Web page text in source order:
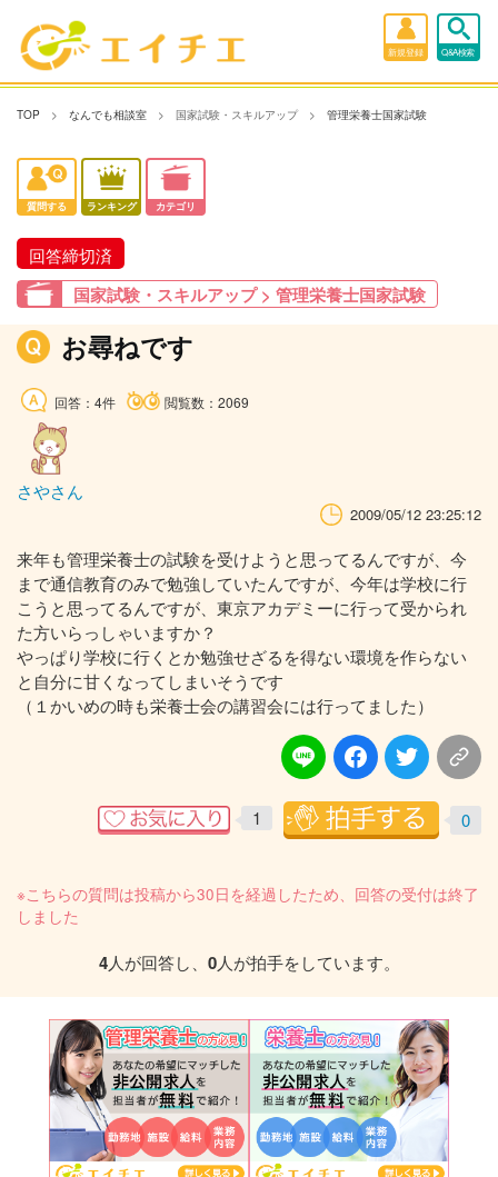
新規登録 Q&A検索
TOP なんでも相談室 国家試験・スキルアップ 管理栄養士国家試験
質問する ランキング カテゴリ
回答締切済
国家試験・スキルアップ > 管理栄養士国家試験
お尋ねです
回答：4件 閲覧数：2069
さやさん
2009/05/12 23:25:12
来年も管理栄養士の試験を受けようと思ってるんですが、今
まで通信教育のみで勉強していたんですが、今年は学校に行
こうと思ってるんですが、東京アカデミーに行って受かられ
た方いらっしゃいますか？
やっぱり学校に行くとか勉強せざるを得ない環境を作らない
と自分に甘くなってしまいそうです
（１かいめの時も栄養士会の講習会には行ってました）
1 0
※こちらの質問は投稿から30日を経過したため、回答の受付は終了
しました
4人が回答し、 0人が拍手をしています。